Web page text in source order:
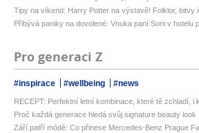
Tipy na víkend: Harry Potter na výstavě! Folklor, bitvy
Přibývá paniky na dovolené: Vnuka paní Soni v hotelu
Pro generaci Z
#inspirace #wellbeing #news
RECEPT: Perfektní letní kombinace, které tě zchladí, i
Proč každá generace hledá svůj signature beauty look
Září patří módě: Co přinese Mercedes-Benz Prague